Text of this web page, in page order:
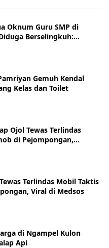
Oknum Guru SMP di
Berselingkuh:
hingga Sanksi
Gemuh Kendal
Kelas dan Toilet
Ojol Tewas Terlindas
di Pejompongan,
Orderan
Terlindas Mobil Taktis
Viral di Medsos
di Ngampel Kulon
Api